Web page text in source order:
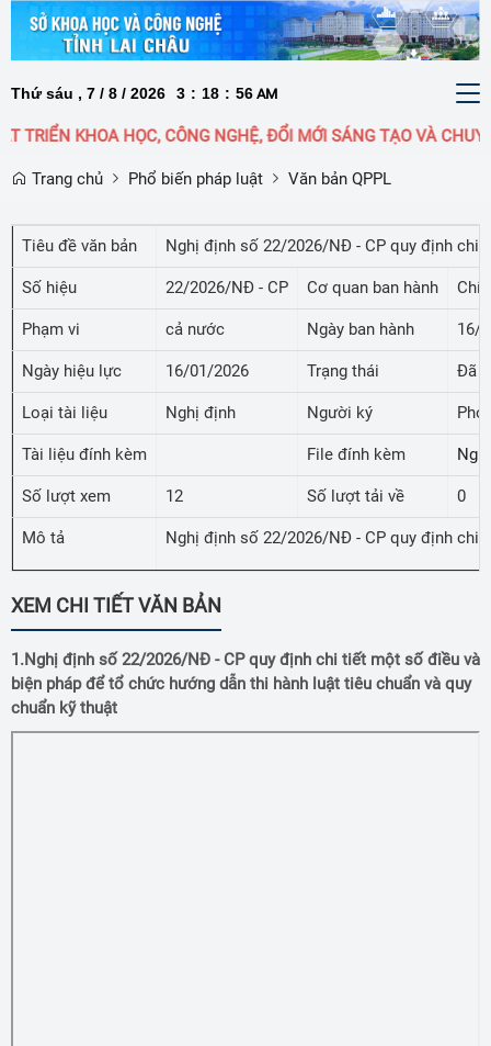
Thứ sáu , 7 / 8 / 2026 3 : 18 : 56 AM
TRIỂN KHOA HỌC, CÔNG NGHỆ, ĐỔI MỚI SÁNG TẠO VÀ
Trang chủ Phổ biến pháp luật Văn bản QPPL
Tiêu đề văn bản Nghị định số 22/2026/NĐ - CP quy định chi
Số hiệu 22/2026/NĐ - CP Cơ quan ban hành
Phạm vi cả nước Ngày ban hành 16/
Ngày hiệu lực 16/01/2026 Trạng thái Đã
Loại tài liệu Nghị định Người ký Phó
Tài liệu đính kèm File đính kèm
Số lượt xem 12 Số lượt tải về 0
Mô tả Nghị định số 22/2026/NĐ - CP quy định chi
XEM CHI TIẾT VĂN BẢN
1.Nghị định số 22/2026/NĐ - CP quy định chi tiết một số điều và
biện pháp để tổ chức hướng dẫn thi hành luật tiêu chuẩn và quy
chuẩn kỹ thuật